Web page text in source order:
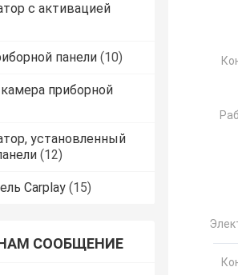
с активацией
панели (10)
приборной
установленный
(12)
Carplay (15)
СООБЩЕНИЕ